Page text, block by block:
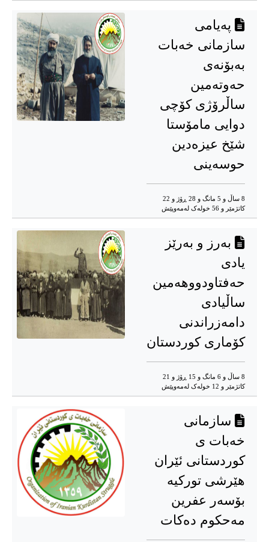
پەیامی
سازمانی خەبات
بەبۆنەی
حەوتە‌مین
ساڵرۆژی کۆچی
دوایی مامۆستا
شێخ عیزەدین
حوسەینى
8 ساڵ و 5 مانگ و 28 ڕۆژ و 22
کاتژمێر و 56 خوله‌ک له‌مه‌وپێش‌
بەرز و بەرێز
یادی
حەفتاودووهەمین
ساڵیادی
دامەزراندنی
کۆماری کوردستان
8 ساڵ و 6 مانگ و 15 ڕۆژ و 21
کاتژمێر و 12 خوله‌ک له‌مه‌وپێش‌
سازمانی
خەبات ی
کوردستانی ئێران
هێرشی تورکیە
بۆسەر عفرین
مەحکوم دەکات